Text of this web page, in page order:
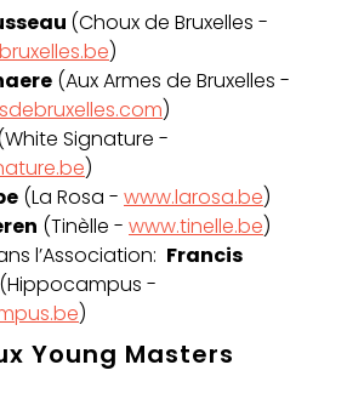
(Choux de Bruxelles -
)
(Aux Armes de Bruxelles -
)
Signature -
)
(La Rosa - www.larosa.be)
(Tinèlle - www.tinelle.be)
l’Association: Francis
(Hippocampus -
)
Young Masters